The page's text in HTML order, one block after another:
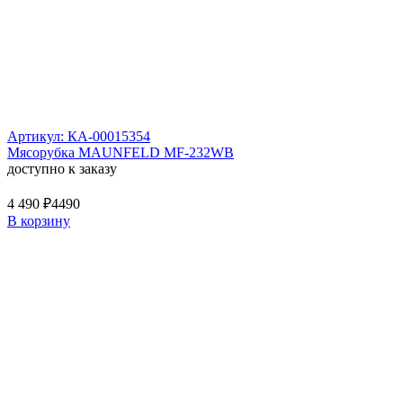
Артикул: КА-00015354
Мясорубка MAUNFELD MF-232WB
доступно к заказу
4 490 ₽4490
В корзину